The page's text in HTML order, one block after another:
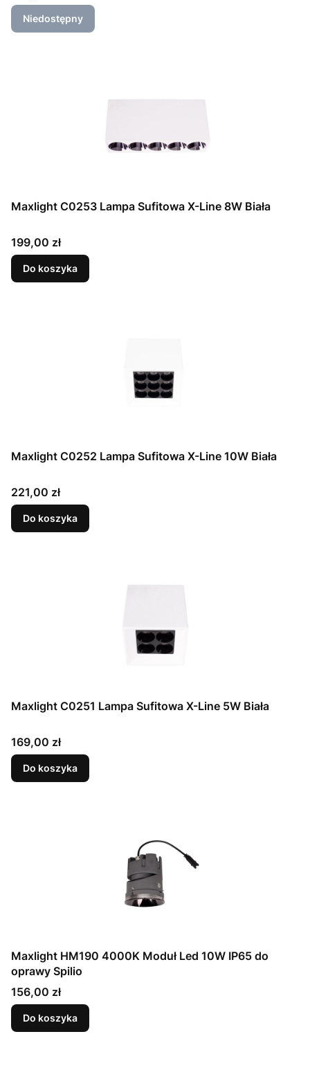
Niedostępny
Maxlight C0253 Lampa Sufitowa X-Line 8W Biała
Cena
199,00 zł
Do koszyka
Maxlight C0252 Lampa Sufitowa X-Line 10W Biała
Cena
221,00 zł
Do koszyka
Maxlight C0251 Lampa Sufitowa X-Line 5W Biała
Cena
169,00 zł
Do koszyka
Maxlight HM190 4000K Moduł Led 10W IP65 do
oprawy Spilio
Cena
156,00 zł
Do koszyka